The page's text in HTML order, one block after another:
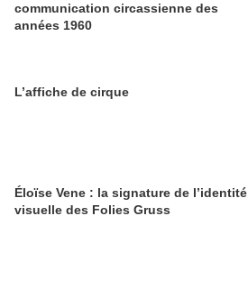
communication circassienne des
années 1960
L’affiche de cirque
Éloïse Vene : la signature de l’identité
visuelle des Folies Gruss